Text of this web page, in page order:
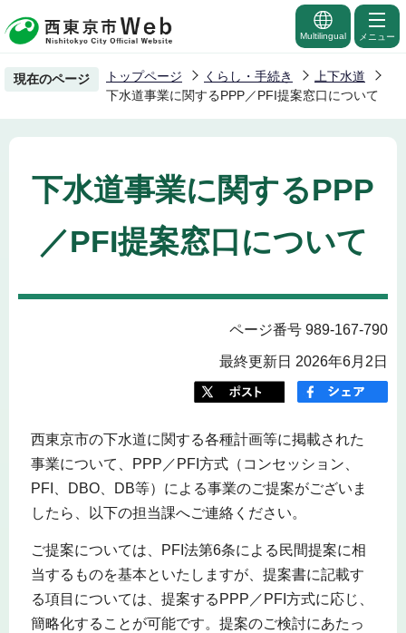
の
ー
Multilingual メニュー
現在のページ トップページ くらし・手続き
上下水道
下水道事業に関するPPP／PFI提案窓口について
下水道事業に関するPPP
／PFI提案窓口について
ページ番号 989-167-790
最終更新日 2026年6月2日
西東京市の下水道に関する各種計画等に掲載された
事業について、PPP／PFI方式（コンセッション、
PFI、DBO、DB等）による事業のご提案がございま
したら、以下の担当課へご連絡ください。
ご提案については、PFI法第6条による民間提案に相
当するものを基本といたしますが、提案書に記載す
る項目については、提案するPPP／PFI方式に応じ、
簡略化することが可能です。提案のご検討にあたっ